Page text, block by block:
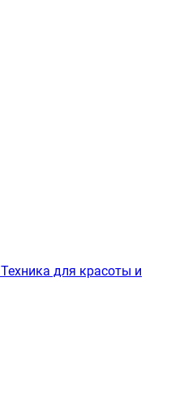
Техника для красоты и